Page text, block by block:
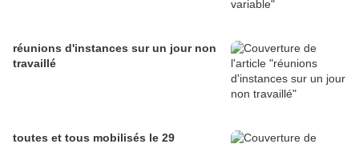
réunions d'instances sur un jour non
travaillé
toutes et tous mobilisés le 29